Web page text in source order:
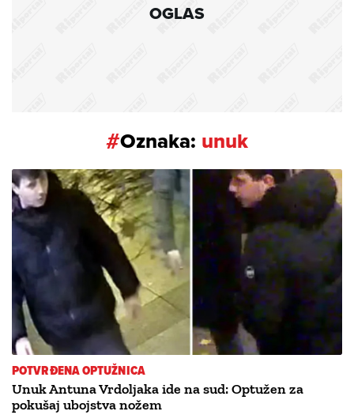
OGLAS
#Oznaka: unuk
POTVRĐENA OPTUŽNICA
Unuk Antuna Vrdoljaka ide na sud: Optužen za
pokušaj ubojstva nožem